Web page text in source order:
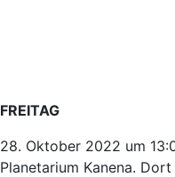
FREITAG
28. Oktober 2022 um
Planetarium Kanena.